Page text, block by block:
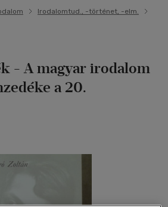
Irodalomtud., -történet, -elm.
- A magyar irodalom
a 20.